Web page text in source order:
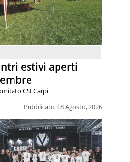
estivi aperti
Pubblicato il 8 Agosto, 2026
CSI Carpi